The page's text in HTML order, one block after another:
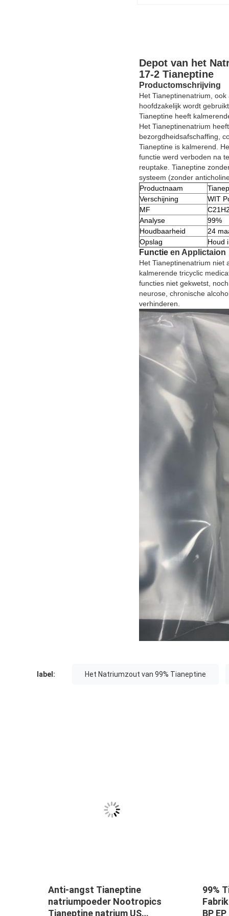
Depot van het
17-2 Tianeptine
Productomschrijving
Het Tianeptinenatrium,
hoofdzakelijk wordt
Tianeptine heeft
Het Tianeptinenatrium
bezorgdheidsafschaffing,
Tianeptine is kalmerend.
functie werd verboden na
reuptake. Tianeptine
systeem (zonder
Productnaam
Verschijning
WIT
MF
Analyse
99%
Houdbaarheid
24
Opslag
Houd
Functie en Applictaion
Het Tianeptinenatrium niet
kalmerende tricyclic
functies niet gekwetst,
neurose, chronische
verhinderen.
label: Het Natriumzout van 99% Tianeptine
Anti-angst Tianeptine
natriumpoeder Nootropics
Tianeptine natrium US
99%
BP EP